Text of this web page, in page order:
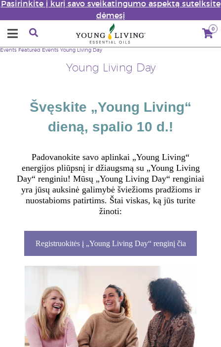
Pasirinkite į kurį savo sveikatingumo aspektą sutelksite
dėmesį
0
Young Living Day
Events Featured Events Young Living Day
Švęskite „Young Living“
dieną, spalio 10 d.!
Padovanokite savo aplinkai „Young Living“
energijos pliūpsnį ir džiaugsmą su „Young Living
Day“ renginiu! Mūsų „Young Living Day“ renginiai
yra jūsų auksinė galimybė šviežioms pradžioms ir
nuostabioms patirtims. Štai viskas, ką jūs turite
žinoti:
Registruokitės į „Young Living Day“ renginį čia